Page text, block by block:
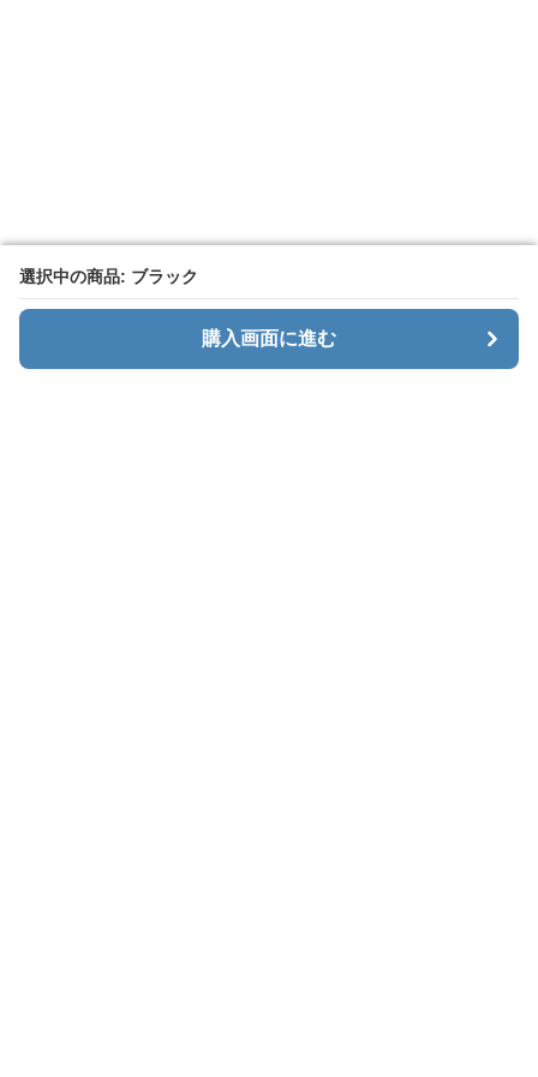
選択中の商品: ブラック
購入画面に進む
選択中の商品: ブラック
購入画面に進む